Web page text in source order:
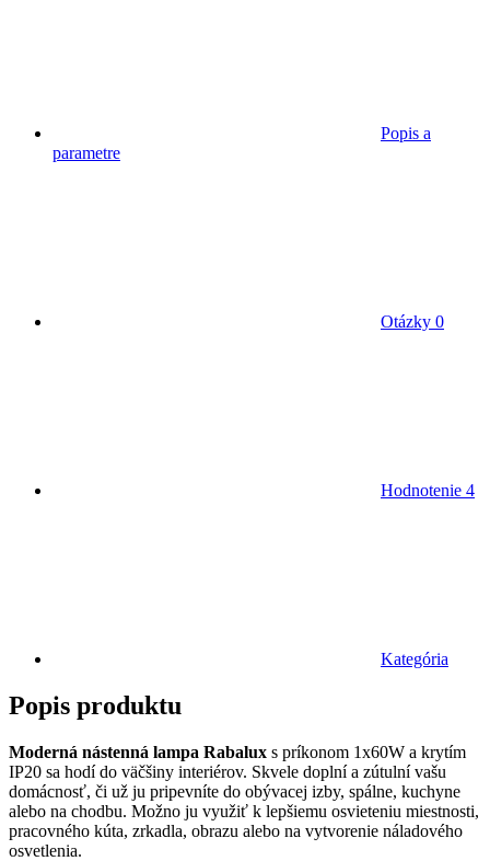
Popis a
parametre
Otázky 0
Hodnotenie 4
Kategória
Popis produktu
Moderná nástenná lampa Rabalux s príkonom 1x60W a krytím
IP20 sa hodí do väčšiny interiérov. Skvele doplní a zútulní vašu
domácnosť, či už ju pripevníte do obývacej izby, spálne, kuchyne
alebo na chodbu. Možno ju využiť k lepšiemu osvieteniu miestnosti,
pracovného kúta, zrkadla, obrazu alebo na vytvorenie náladového
osvetlenia.